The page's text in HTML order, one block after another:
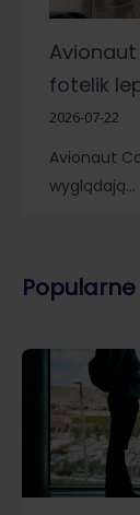
fotelik
2026-07-22
Avionaut
wyglądają…
Popularne